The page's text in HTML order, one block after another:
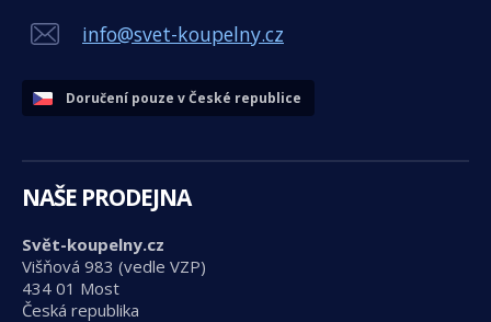
info@svet-koupelny.cz
Doručení pouze v České republice
NAŠE PRODEJNA
Svět-koupelny.cz
Višňová 983 (vedle VZP)
434 01 Most
Česká republika